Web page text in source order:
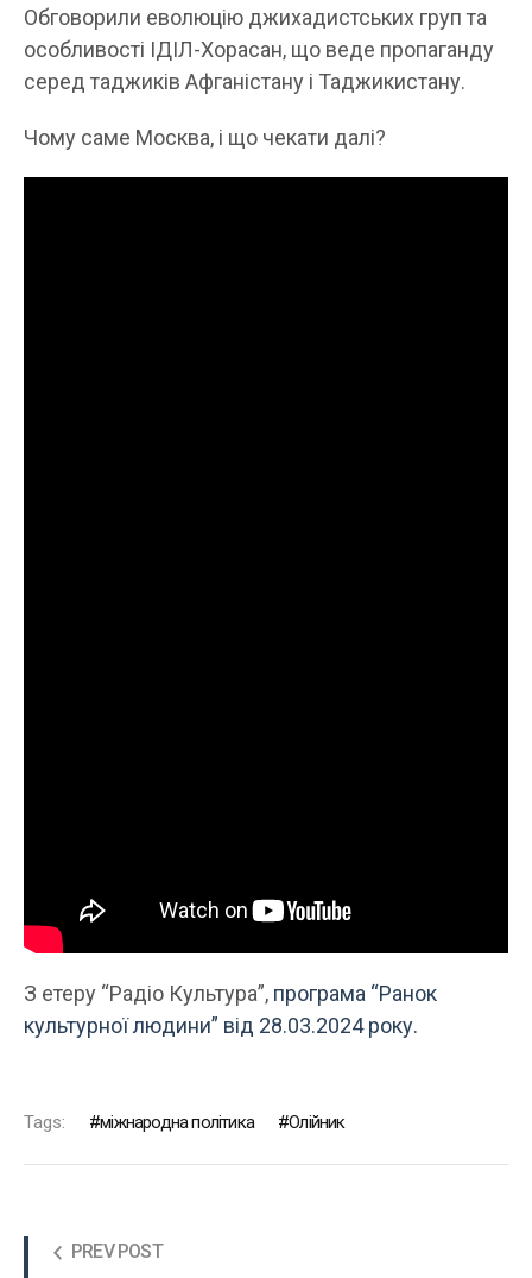
Обговорили еволюцію джихадистських груп та
особливості ІДІЛ-Хорасан, що веде пропаганду
серед таджиків Афганістану і Таджикистану.
Чому саме Москва, і що чекати далі?
З етеру “Радіо Культура”, програма “Ранок
культурної людини” від 28.03.2024 року.
Tags: міжнародна політика Олійник
PREV POST